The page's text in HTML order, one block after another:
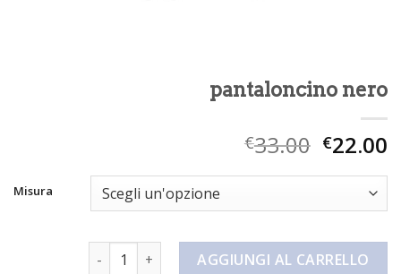
pantaloncino nero
€33.00 €22.00
Misura
pantaloncino nero quantitàAGGIUNGI AL CARRELLO